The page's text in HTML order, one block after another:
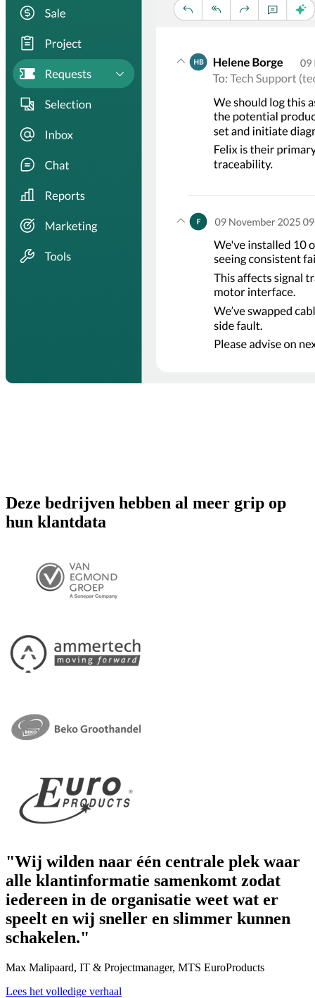
Deze bedrijven hebben al meer grip op
hun klantdata
"Wij wilden naar één centrale plek waar
alle klantinformatie samenkomt zodat
iedereen in de organisatie weet wat er
speelt en wij sneller en slimmer kunnen
schakelen."
Max Malipaard, IT & Projectmanager, MTS EuroProducts
Lees het volledige verhaal